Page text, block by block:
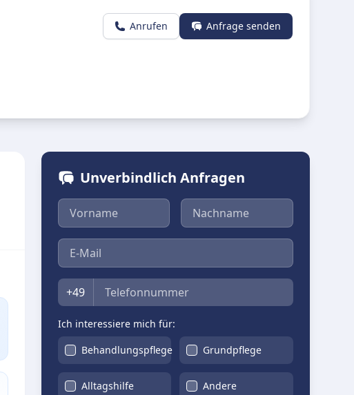
Anrufen Anfrage senden
Unverbindlich Anfragen
Vorname Nachname
E-Mail
Telefon
+49
Ich interessiere mich für:
Behandlungspflege
Grundpflege
Alltagshilfe Andere